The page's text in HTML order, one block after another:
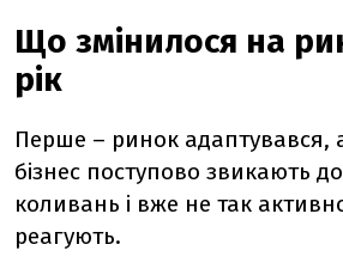
Що змінилося на
рік
Перше – ринок адаптувався,
бізнес поступово звикають
коливань і вже не так
реагують.